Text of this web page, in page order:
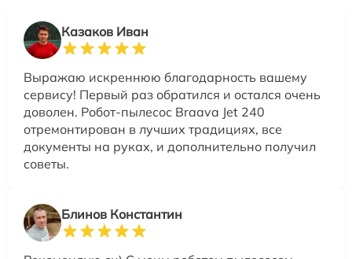
Казаков Иван
Выражаю искреннюю благодарность вашему
сервису! Первый раз обратился и остался очень
доволен. Робот-пылесос Braava Jet 240
отремонтирован в лучших традициях, все
документы на руках, и дополнительно получил
советы.
Блинов Константин